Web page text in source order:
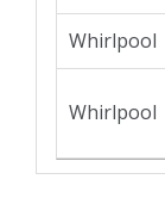
Whirlpool
Whirlpool